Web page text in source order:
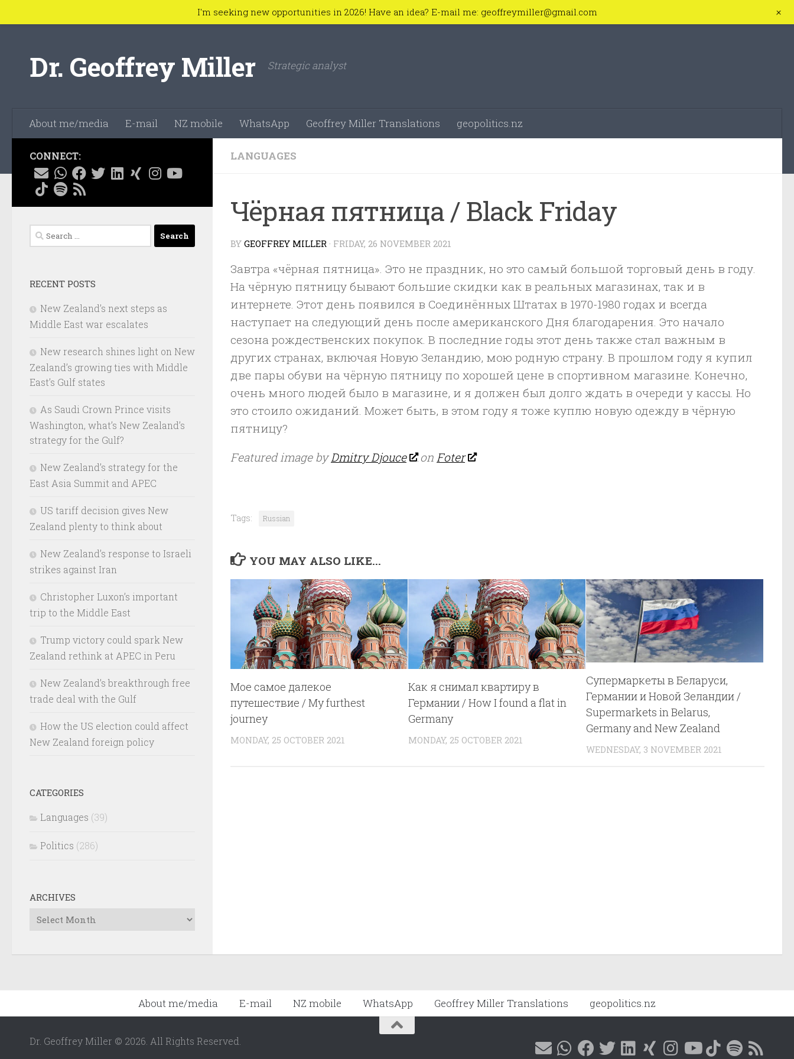
Dr. Geoffrey Miller Strategic analyst
About me/media E-mail NZ mobile WhatsApp Geoffrey Miller Translations geopolitics.nz
LANGUAGES
Чёрная пятница / Black Friday
BY GEOFFREY MILLER · FRIDAY, 26 NOVEMBER 2021
Завтра «чёрная пятница». Это не праздник, но это самый большой торговый день в году.
На чёрную пятницу бывают большие скидки как в реальных магазинах, так и в
интернете. Этот день появился в Соединённых Штатах в 1970-1980 годах и всегда
наступает на следующий день после американского Дня благодарения. Это начало
сезона рождественских покупок. В последние годы этот день также стал важным в
других странах, включая Новую Зеландию, мою родную страну. В прошлом году я купил
две пары обуви на чёрную пятницу по хорошей цене в спортивном магазине. Конечно,
очень много людей было в магазине, и я должен был долго ждать в очереди у кассы. Но
это стоило ожиданий. Может быть, в этом году я тоже куплю новую одежду в чёрную
пятницу?
Featured image by Dmitry Djouce on Foter
Tags: Russian
YOU MAY ALSO LIKE...
Мое самое далекое
путешествие / My furthest
journey
MONDAY, 25 OCTOBER 2021
Как я снимал квартиру в
Германии / How I found a flat in
Germany
MONDAY, 25 OCTOBER 2021
Супермаркеты в Беларуси,
Германии и Новой Зеландии /
Supermarkets in Belarus,
Germany and New Zealand
WEDNESDAY, 3 NOVEMBER 2021
CONNECT:
Search
for:
RECENT POSTS
New Zealand’s next steps as
Middle East war escalates
New research shines light on New
Zealand’s growing ties with Middle
East’s Gulf states
As Saudi Crown Prince visits
Washington, what’s New Zealand’s
strategy for the Gulf?
New Zealand’s strategy for the
East Asia Summit and APEC
US tariff decision gives New
Zealand plenty to think about
New Zealand’s response to Israeli
strikes against Iran
Christopher Luxon’s important
trip to the Middle East
Trump victory could spark New
Zealand rethink at APEC in Peru
New Zealand’s breakthrough free
trade deal with the Gulf
How the US election could affect
New Zealand foreign policy
CATEGORIES
Languages (39)
Politics (286)
ARCHIVES
Archives
About me/media E-mail NZ mobile WhatsApp Geoffrey Miller Translations geopolitics.nz
Dr. Geoffrey Miller © 2026. All Rights Reserved.
I'm seeking new opportunities in 2026! Have an idea? E-mail me: geoffreymiller@gmail.com +